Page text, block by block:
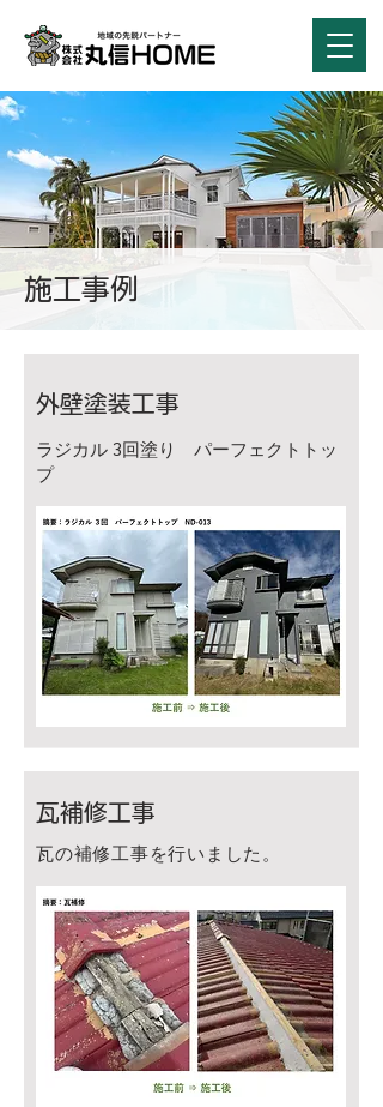
施工事例
外壁塗装工事
ラジカル 3回塗り パーフェクトトッ
プ
瓦補修工事
瓦の補修工事を行いました。